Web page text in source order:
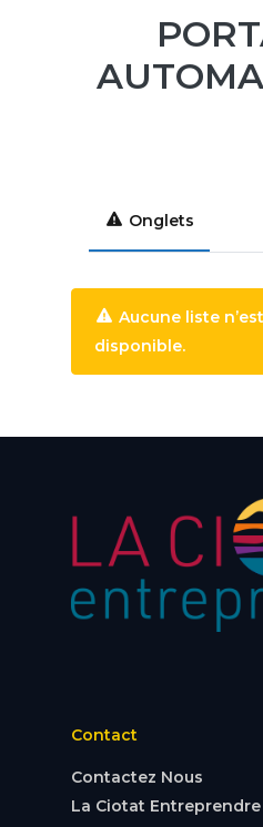
Onglets
Aucune liste
disponible.
Contact
Contactez Nous
La Ciotat Entreprendre